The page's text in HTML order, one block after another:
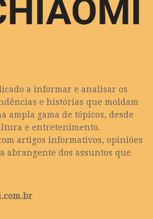
a informar e analisar os
e histórias que moldam
ampla gama de tópicos, desde
e entretenimento.
artigos informativos, opiniões
abrangente dos assuntos que